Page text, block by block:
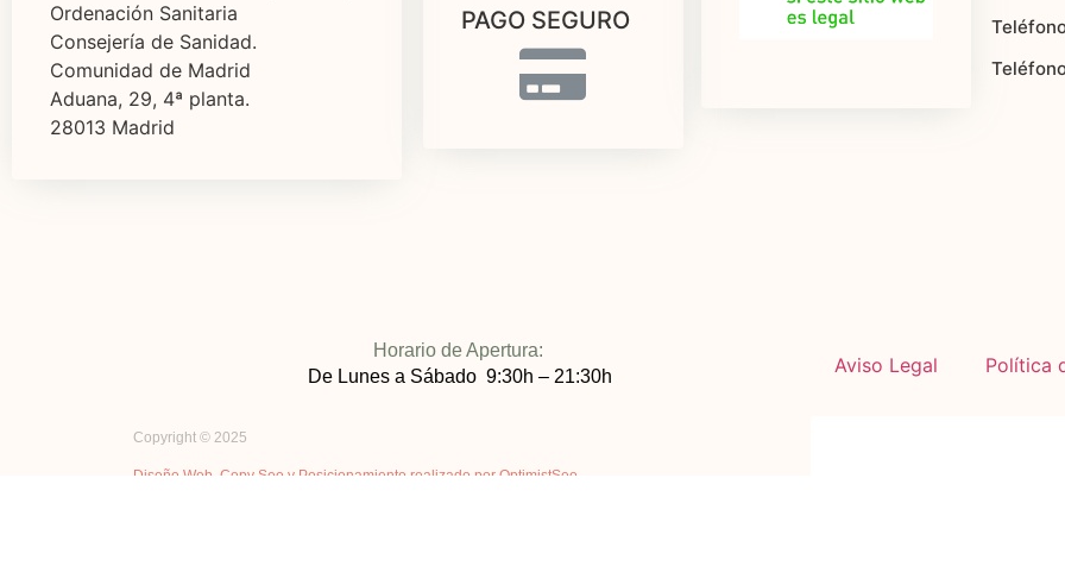
Ordenación Sanitaria
Consejería de Sanidad.
Comunidad de Madrid
Aduana, 29, 4ª planta.
28013 Madrid
PAGO SEGURO
Horario de Apertura:
De Lunes a Sábado 9:30h – 21:30h
Copyright © 2025
Diseño Web, Copy Seo y Posicionamiento realizado por OptimistSeo
Aviso Legal Política